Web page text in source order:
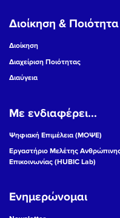
Διοίκηση & Ποιότητα
Διοίκηση
Διαχείριση Ποιότητας
Διαύγεια
Με ενδιαφέρει...
Ψηφιακή Επιμέλεια (ΜΟΨΕ)
Εργαστήριο Μελέτης
Επικοινωνίας (HUBIC Lab)
Ενημερώνομαι